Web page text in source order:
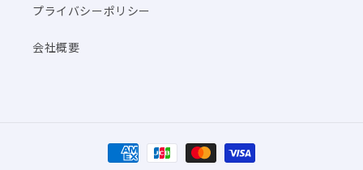
プライバシーポリシー
会社概要
決